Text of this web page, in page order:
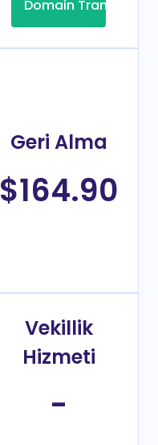
Domain Transfer
Geri Alma
$164.90
Vekillik
Hizmeti
-